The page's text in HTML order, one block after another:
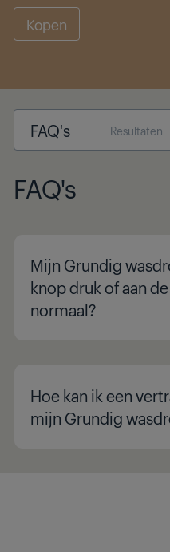
Kopen
FAQ's Resultaten
FAQ's
Mijn Grundig
knop druk of aan
normaal?
Hoe kan ik een
mijn Grundig